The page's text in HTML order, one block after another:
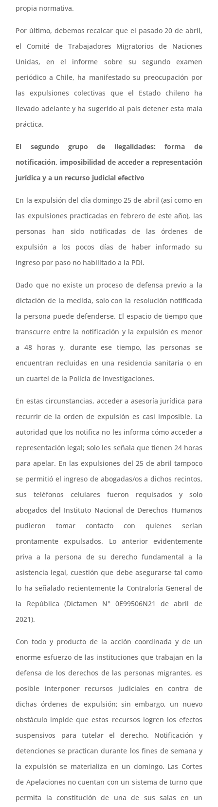
propia normativa.
Por último, debemos recalcar que el pasado 20 de abril,
el Comité de Trabajadores Migratorios de Naciones
Unidas, en el informe sobre su segundo examen
periódico a Chile, ha manifestado su preocupación por
las expulsiones colectivas que el Estado chileno ha
llevado adelante y ha sugerido al país detener esta mala
práctica.
El segundo grupo de ilegalidades: forma de
notificación, imposibilidad de acceder a representación
jurídica y a un recurso judicial efectivo
En la expulsión del día domingo 25 de abril (así como en
las expulsiones practicadas en febrero de este año), las
personas han sido notificadas de las órdenes de
expulsión a los pocos días de haber informado su
ingreso por paso no habilitado a la PDI.
Dado que no existe un proceso de defensa previo a la
dictación de la medida, solo con la resolución notificada
la persona puede defenderse. El espacio de tiempo que
transcurre entre la notificación y la expulsión es menor
a 48 horas y, durante ese tiempo, las personas se
encuentran recluidas en una residencia sanitaria o en
un cuartel de la Policía de Investigaciones.
En estas circunstancias, acceder a asesoría jurídica para
recurrir de la orden de expulsión es casi imposible. La
autoridad que los notifica no les informa cómo acceder a
representación legal; solo les señala que tienen 24 horas
para apelar. En las expulsiones del 25 de abril tampoco
se permitió el ingreso de abogadas/os a dichos recintos,
sus teléfonos celulares fueron requisados y solo
abogados del Instituto Nacional de Derechos Humanos
pudieron tomar contacto con quienes serían
prontamente expulsados. Lo anterior evidentemente
priva a la persona de su derecho fundamental a la
asistencia legal, cuestión que debe asegurarse tal como
lo ha señalado recientemente la Contraloría General de
la República (Dictamen N° 0E99506N21 de abril de
2021).
Con todo y producto de la acción coordinada y de un
enorme esfuerzo de las instituciones que trabajan en la
defensa de los derechos de las personas migrantes, es
posible interponer recursos judiciales en contra de
dichas órdenes de expulsión; sin embargo, un nuevo
obstáculo impide que estos recursos logren los efectos
suspensivos para tutelar el derecho. Notificación y
detenciones se practican durante los fines de semana y
la expulsión se materializa en un domingo. Las Cortes
de Apelaciones no cuentan con un sistema de turno que
permita la constitución de una de sus salas en un